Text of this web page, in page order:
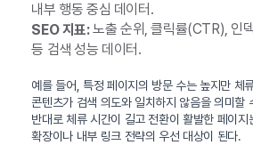
내부 행동 중심 데이터.
SEO 지표:노출 순위, 클릭률(CTR), 인
등 검색 성능 데이터.
예를 들어, 특정 페이지의 방문 수는 높지만 체
콘텐츠가 검색 의도와 일치하지 않음을 의미할
반대로 체류 시간이 길고 전환이 활발한 페이지
확장이나 내부 링크 전략의 우선 대상이 된다.